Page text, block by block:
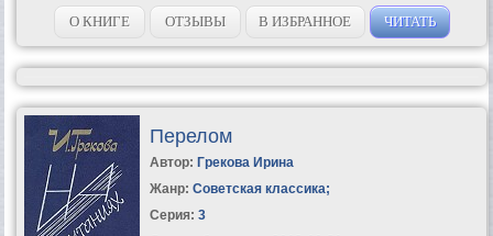
О КНИГЕ ОТЗЫВЫ В ИЗБРАННОЕ ЧИТАТЬ
Перелом
Автор: Грекова Ирина
Жанр: Советская классика;
Серия: 3